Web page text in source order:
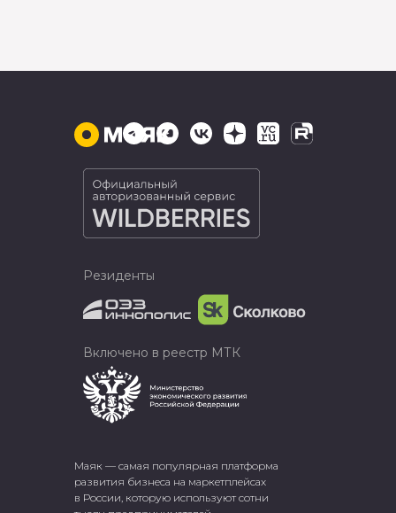
Маяк — самая популярная платформа
развития бизнеса на маркетплейсах
в России, которую используют сотни
Резиденты
Включено в реестр МТК